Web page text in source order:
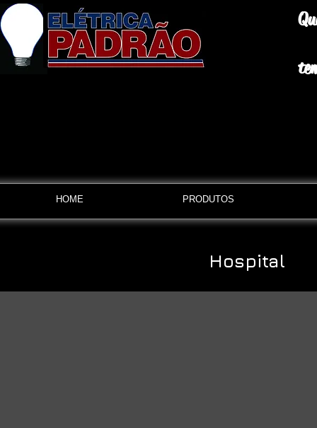
HOME PRODUTOS
Hospital